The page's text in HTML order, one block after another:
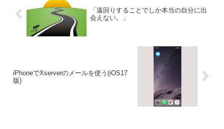
「遠回りすることでしか本当の自分に出
会えない。」
iPhoneでXserverのメールを使う(iOS17
版)